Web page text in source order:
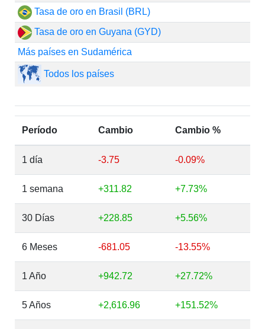
Tasa de oro en Brasil (BRL)
Tasa de oro en Guyana (GYD)
Más países en Sudamérica
Todos los países
Período Cambio Cambio %
1 día -3.75 -0.09%
1 semana +311.82 +7.73%
30 Días +228.85 +5.56%
6 Meses -681.05 -13.55%
1 Año +942.72 +27.72%
5 Años +2,616.96 +151.52%